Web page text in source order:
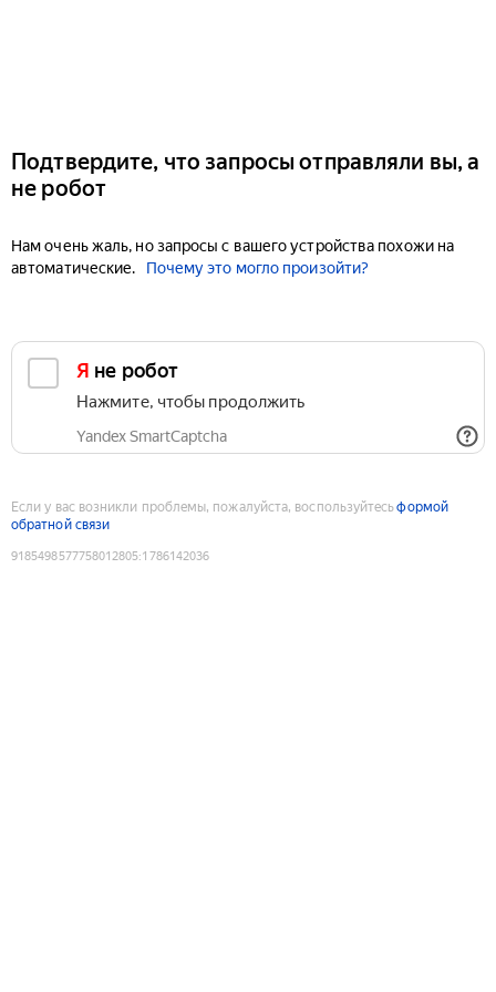
Подтвердите, что запросы отправляли вы, а
не робот
Нам очень жаль, но запросы с вашего устройства похожи на
автоматические.
Почему это могло произойти?
Я не робот
Нажмите, чтобы продолжить
Yandex SmartCaptcha
Если у вас возникли проблемы, пожалуйста, воспользуйтесьформой
обратной связи
9185498577758012805:1786142036